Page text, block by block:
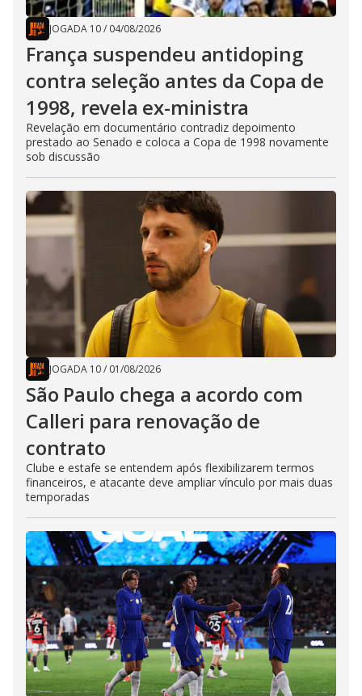
JOGADA 10/ 04/08/2026
França suspendeu antidoping
contra seleção antes da Copa de
1998, revela ex-ministra
Revelação em documentário contradiz depoimento
prestado ao Senado e coloca a Copa de 1998 novamente
sob discussão
JOGADA 10/ 01/08/2026
São Paulo chega a acordo com
Calleri para renovação de
contrato
Clube e estafe se entendem após flexibilizarem termos
financeiros, e atacante deve ampliar vínculo por mais duas
temporadas